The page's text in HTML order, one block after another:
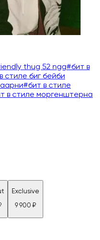
thug 52 ngg#бит в
стиле биг бейби
#бит в стиле
в стиле моргенштерна
Exclusive
9 900 ₽